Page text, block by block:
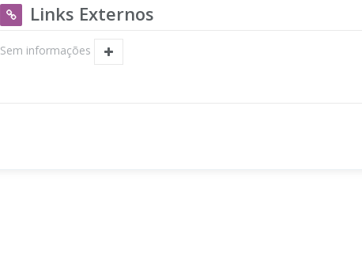
Links Externos
Sem informações